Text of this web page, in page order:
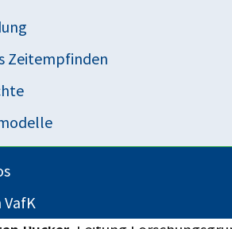
Zeitempfinden
VafK
beschäftigt sich
und ihren Familien mit
werden können und